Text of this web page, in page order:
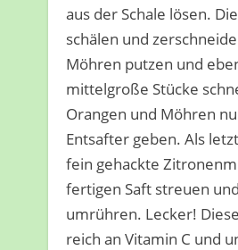
aus der Schale lösen.
schälen und
Möhren putzen und
mittelgroße Stücke
Orangen und Möhren
Entsafter geben. Als
fein gehackte
fertigen Saft streuen
umrühren. Lecker!
reich an Vitamin C und